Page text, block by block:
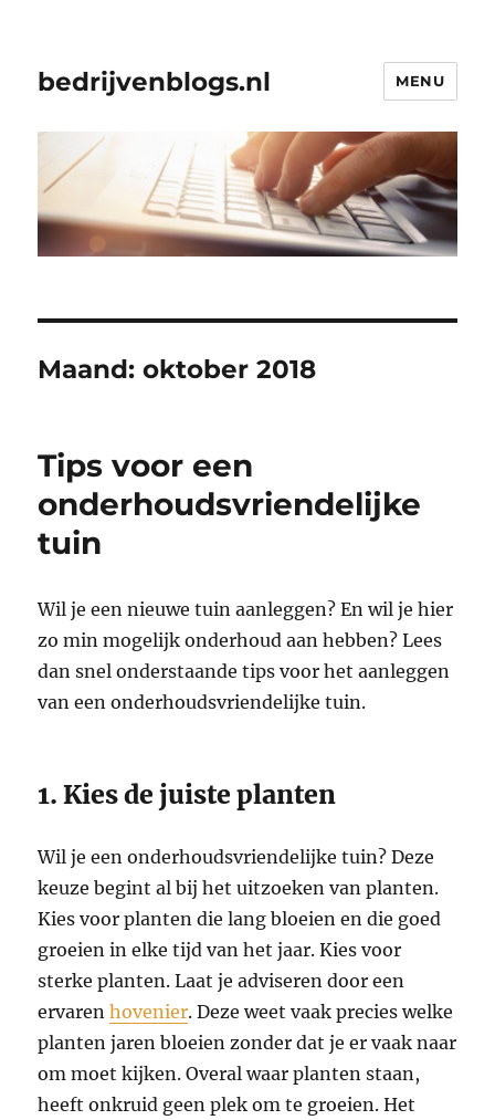
bedrijvenblogs.nl MENU
Maand:oktober 2018
Tips voor een
onderhoudsvriendelijke
tuin
Wil je een nieuwe tuin aanleggen? En wil je hier
zo min mogelijk onderhoud aan hebben? Lees
dan snel onderstaande tips voor het aanleggen
van een onderhoudsvriendelijke tuin.
1. Kies de juiste planten
Wil je een onderhoudsvriendelijke tuin? Deze
keuze begint al bij het uitzoeken van planten.
Kies voor planten die lang bloeien en die goed
groeien in elke tijd van het jaar. Kies voor
sterke planten. Laat je adviseren door een
ervarenhovenier. Deze weet vaak precies welke
planten jaren bloeien zonder dat je er vaak naar
om moet kijken. Overal waar planten staan,
heeft onkruid geen plek om te groeien. Het